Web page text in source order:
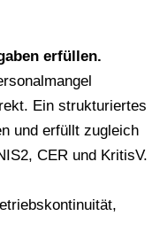
erfüllen.
Ein strukturiertes
und erfüllt zugleich
CER und KritisV.